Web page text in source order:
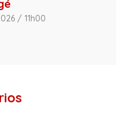
/ 11h00